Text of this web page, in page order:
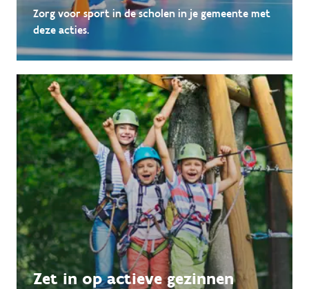
Zorg voor sport in de scholen in je gemeente met
deze acties.
Zet in op actieve gezinnen